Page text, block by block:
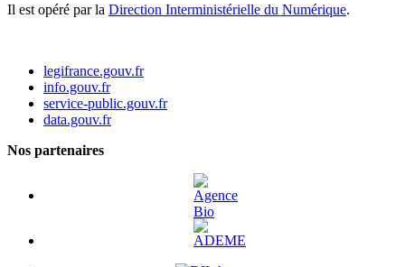
Il est opéré par la Direction Interministérielle du Numérique.
legifrance.gouv.fr
info.gouv.fr
service-public.gouv.fr
data.gouv.fr
Nos partenaires